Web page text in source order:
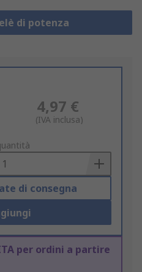
di potenza
4,97 €
(IVA inclusa)
di consegna
per ordini a partire